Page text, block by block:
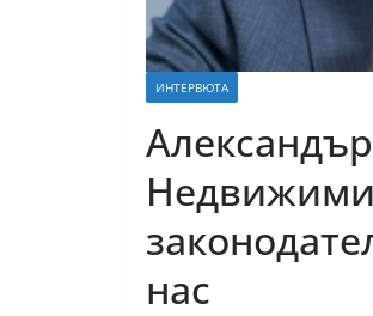
ИНТЕРВЮТА
нас